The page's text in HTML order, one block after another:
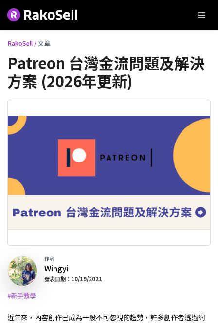
RakoSell /文章
Patreon 台灣金流問題及解決
方案 (2026年更新)
作者
Wingyi
發表日期：10/19/2021
#新手教學
近年來，內容創作已成為一股不可忽視的趨勢，許多創作者透過網